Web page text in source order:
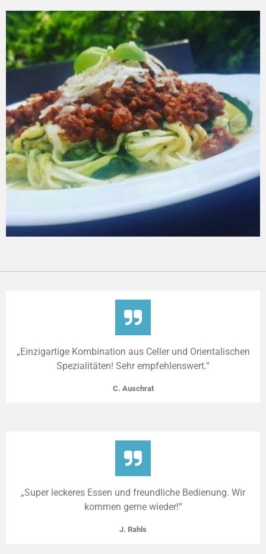
„Einzigartige Kombination aus Celler und Orientalischen
Spezialitäten! Sehr empfehlenswert.“
C. Auschrat
„Super leckeres Essen und freundliche Bedienung. Wir
kommen gerne wieder!“
J. Rahls